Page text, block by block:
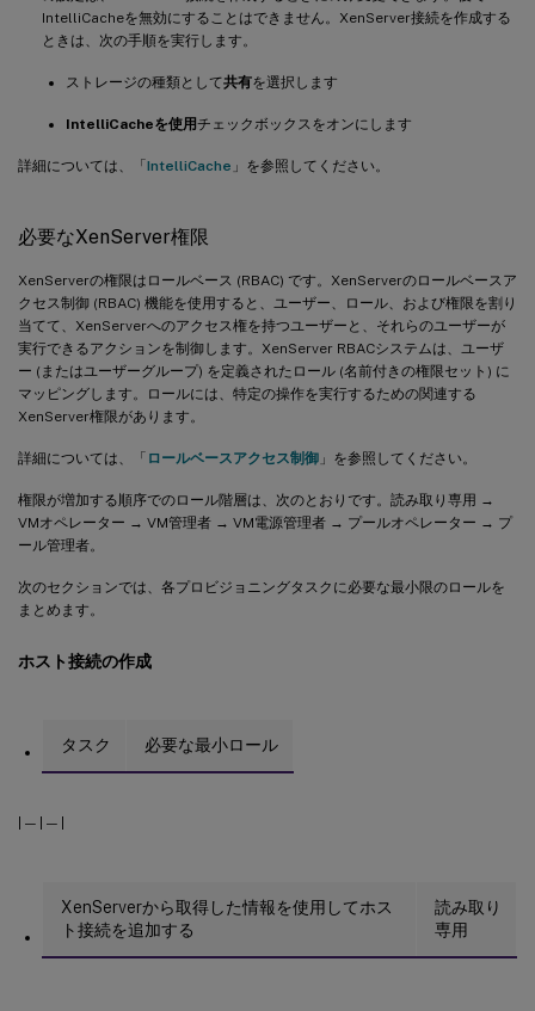
IntelliCacheを無効にすることはできません。XenServer接続を作成する
ときは、次の手順を実行します。
ストレージの種類として共有を選択します
IntelliCacheを使用チェックボックスをオンにします
詳細については、「IntelliCache 」を参照してください。
必要なXenServer権限
XenServerの権限はロールベース (RBAC) です。XenServerのロールベースア
クセス制御 (RBAC) 機能を使用すると、ユーザー、ロール、および権限を割り
当てて、XenServerへのアクセス権を持つユーザーと、それらのユーザーが
実行できるアクションを制御します。XenServer RBACシステムは、ユーザ
ー (またはユーザーグループ) を定義されたロール (名前付きの権限セット) に
マッピングします。ロールには、特定の操作を実行するための関連する
XenServer権限があります。
詳細については、「 ロールベースアクセス制御 」を参照してください。
権限が増加する順序でのロール階層は、次のとおりです。読み取り専用 →
VMオペレーター → VM管理者 → VM電源管理者 → プールオペレーター → プ
ール管理者。
次のセクションでは、各プロビジョニングタスクに必要な最小限のロールを
まとめます。
ホスト接続の作成
タスク 必要な最小ロール
| — | — |
XenServerから取得した情報を使用してホス
ト接続を追加する
読み取り
専用